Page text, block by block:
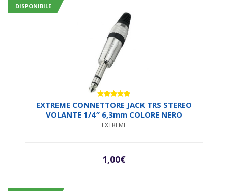
DISPONIBILE
Valutato
5.00su 5
EXTREME CONNETTORE JACK TRS STEREO
VOLANTE 1/4″ 6,3mm COLORE NERO
EXTREME
1,00€